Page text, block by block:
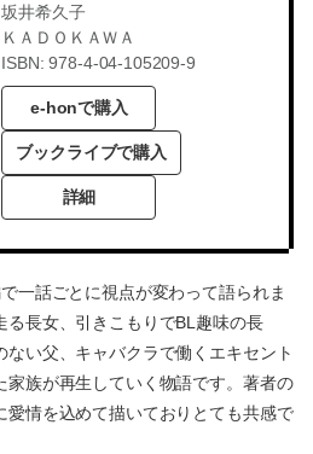
坂井希久子
ＫＡＤＯＫＡＷＡ
ISBN: 978-4-04-105209-9
e-honで購入
ブックライブで購入
詳細
一話ごとに視点が変わって語られま
る長女、引きこもりでBL趣味の長
い父、キャバクラで働くエキセント
家族が再生していく物語です。著者の
愛情を込めて描いておりとても共感で